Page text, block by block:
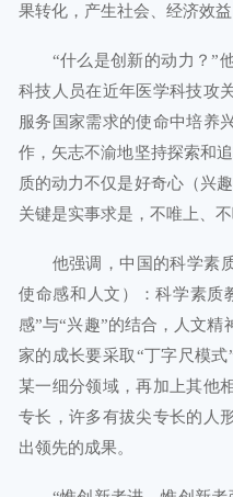
果转化，产生社会、经济效
“什么是创新的动力？”
科技人员在近年医学科技攻
服务国家需求的使命中培养
作，矢志不渝地坚持探索和
质的动力不仅是好奇心（兴
关键是实事求是，不唯上、不
他强调，中国的科学素
使命感和人文）：科学素质
感”与“兴趣”的结合，人文
家的成长要采取“丁字尺模
某一细分领域，再加上其他
专长，许多有拔尖专长的人
出领先的成果。